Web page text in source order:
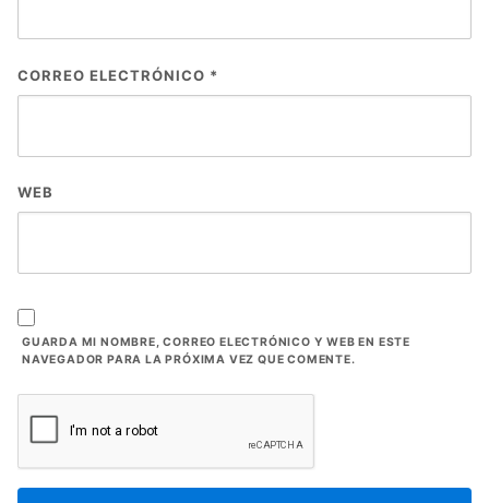
CORREO ELECTRÓNICO *
WEB
GUARDA MI NOMBRE, CORREO ELECTRÓNICO Y WEB EN ESTE
NAVEGADOR PARA LA PRÓXIMA VEZ QUE COMENTE.